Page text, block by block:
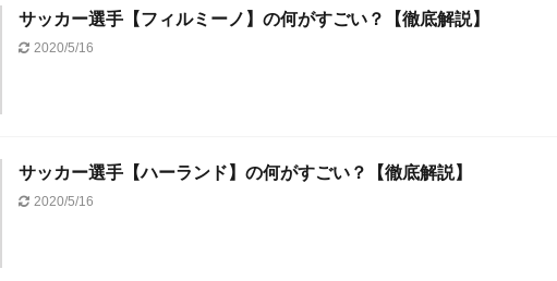
サッカー選手【フィルミーノ】の何がすごい？【徹底解説】
2020/5/16
サッカー選手【ハーランド】の何がすごい？【徹底解説】
2020/5/16